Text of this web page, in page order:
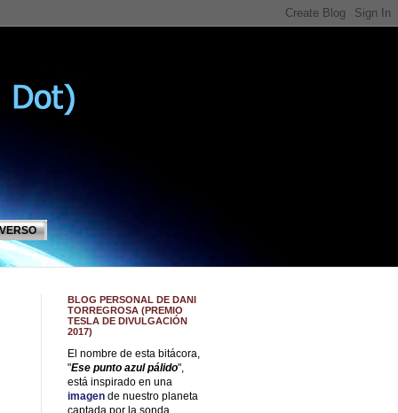
BLOG PERSONAL DE DANI
TORREGROSA (PREMIO
TESLA DE DIVULGACIÓN
2017)
El nombre de esta bitácora,
"Ese punto azul pálido",
está inspirado en una
imagen de nuestro planeta
captada por la sonda